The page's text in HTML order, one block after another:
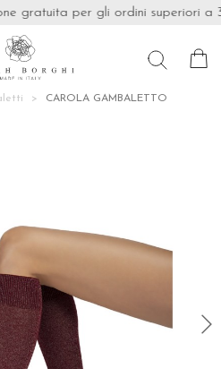
gratuita per gli ordini superiori a
CAROLA GAMBALETTO